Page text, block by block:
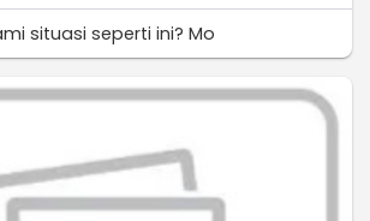
situasi seperti ini? Mo